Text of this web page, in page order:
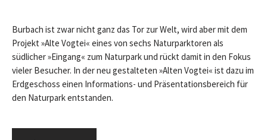
Burbach ist zwar nicht ganz das Tor zur Welt, wird aber mit dem
Projekt »Alte Vogtei« eines von sechs Naturparktoren als
südlicher »Eingang« zum Naturpark und rückt damit in den Fokus
vieler Besucher. In der neu gestalteten »Alten Vogtei« ist dazu im
Erdgeschoss einen Informations- und Präsentationsbereich für
den Naturpark entstanden.